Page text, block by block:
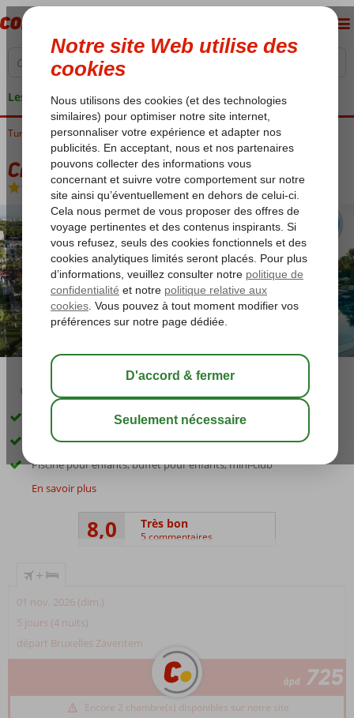
Les garanties de vacances
Turquie Riviera Turque Belek Crystal Tat Beach Pearl Collection
Crystal Tat Beach Pearl Collection
Ultra All Inclusive-Hôtel
03:45 sauver
Directement sur la plage de sable privée
2 restaurants à la carte
Piscine pour enfants, buffet pour enfants, mini-club
En savoir plus
8,0 Très bon
5 commentaires
+
01 nov. 2026 (dim.)
5 jours (4 nuits)
départ Bruxelles Zaventem
àpd 725
Encore 2 chambre(s) disponibles sur notre site